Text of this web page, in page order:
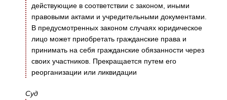
действующие в соответствии с законом, иными
правовыми актами и учредительными документами.
В предусмотренных законом случаях юридическое
лицо может приобретать гражданские права и
принимать на себя гражданские обязанности через
своих участников. Прекращается путем его
реорганизации или ликвидации
Суд